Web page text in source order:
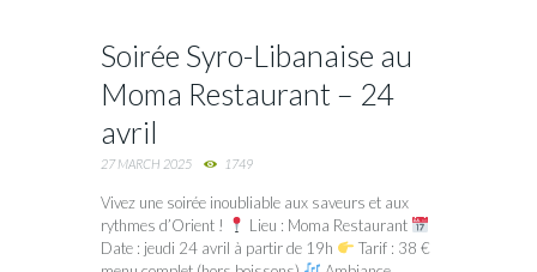
Soirée Syro-Libanaise au
Moma Restaurant – 24
avril
27 MARCH 2025 1749
Vivez une soirée inoubliable aux saveurs et aux
rythmes d’Orient !
Lieu : Moma Restaurant
Date : jeudi 24 avril à partir de 19h
Tarif : 38 €